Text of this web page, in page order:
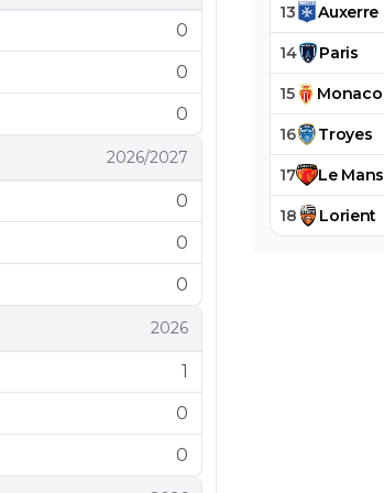
0
0
0
2026/2027
0
0
0
2026
1
0
0
13 Auxerre
14 Paris
15 Monaco
16 Troyes
17 Le Mans
18 Lorient